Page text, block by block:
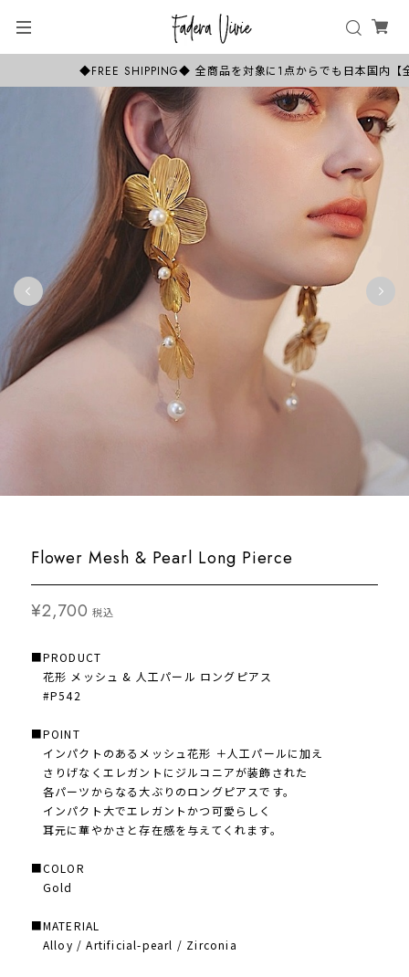
◆FREE SHIPPING◆ 全商品を対象に1点からでも日本国内【
Flower Mesh & Pearl Long Pierce
¥2,700 税込
■PRODUCT
花形 メッシュ & 人工パール ロングピアス
#P542
■POINT
インパクトのあるメッシュ花形 ＋人工パールに加え
さりげなくエレガントにジルコニアが装飾された
各パーツからなる大ぶりのロングピアスです。
インパクト大でエレガントかつ可愛らしく
耳元に華やかさと存在感を与えてくれます。
■COLOR
Gold
■MATERIAL
Alloy / Artificial-pearl / Zirconia